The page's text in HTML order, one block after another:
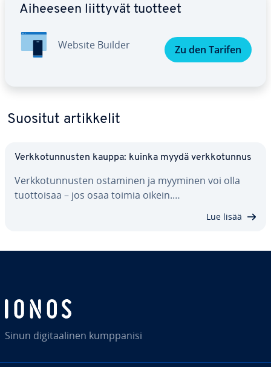
Aiheeseen liittyvät tuotteet
Website Builder Zu den Tarifen
Suositut ar­tik­ke­lit
Verk­ko­tun­nus­ten kauppa: kuinka myydä verk­ko­tun­nus
Verk­ko­tun­nus­ten ostaminen ja myyminen voi olla
tuot­toi­saa – jos osaa toimia oikein.…
Lue lisää
Sinun di­gi­taa­li­nen kump­pa­ni­si